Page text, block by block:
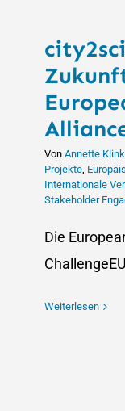
Von Annette
Projekte,
Internationale
Stakeholder
Die
Weiterlesen